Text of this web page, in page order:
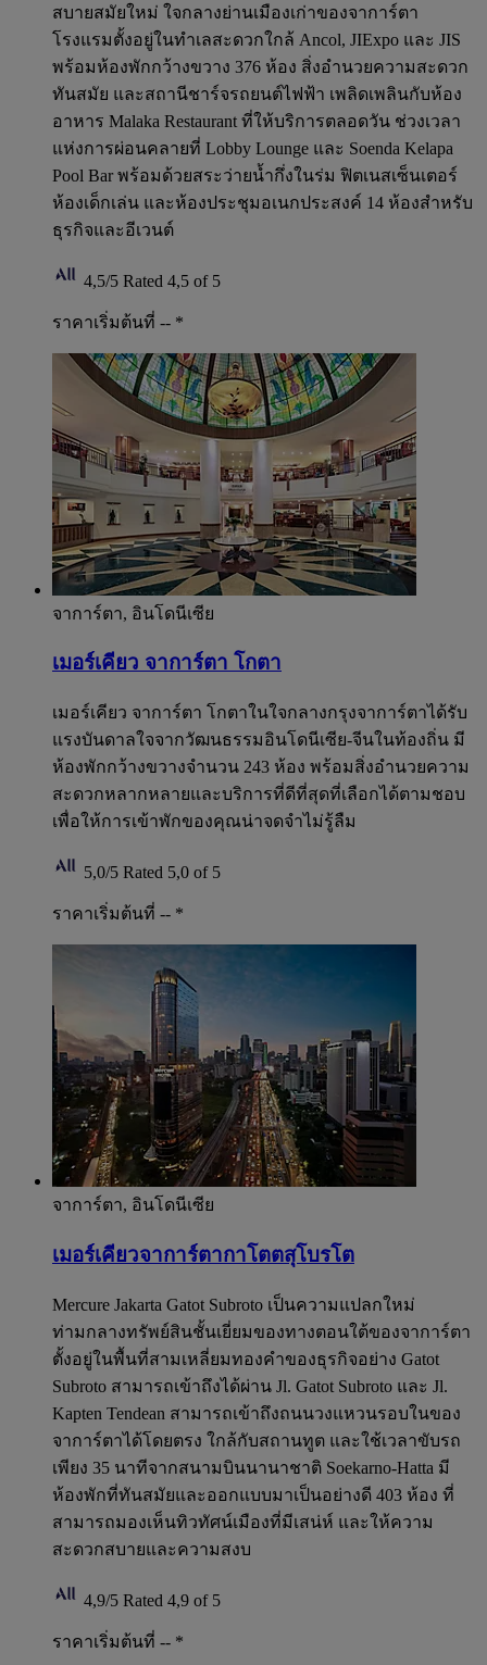
สบายสมัยใหม่ ใจกลางย่านเมืองเก่าของจาการ์ตา
โรงแรมตั้งอยู่ในทำเลสะดวกใกล้ Ancol, JIExpo และ JIS
พร้อมห้องพักกว้างขวาง 376 ห้อง สิ่งอำนวยความสะดวก
ทันสมัย และสถานีชาร์จรถยนต์ไฟฟ้า เพลิดเพลินกับห้อง
อาหาร Malaka Restaurant ที่ให้บริการตลอดวัน ช่วงเวลา
แห่งการผ่อนคลายที่ Lobby Lounge และ Soenda Kelapa
Pool Bar พร้อมด้วยสระว่ายน้ำกึ่งในร่ม ฟิตเนสเซ็นเตอร์
ห้องเด็กเล่น และห้องประชุมอเนกประสงค์ 14 ห้องสำหรับ
ธุรกิจและอีเวนต์
4,5/5 Rated 4,5 of 5
ราคาเริ่มต้นที่ -- *
จาการ์ตา, อินโดนีเซีย
เมอร์เคียว จาการ์ตา โกตา
เมอร์เคียว จาการ์ตา โกตาในใจกลางกรุงจาการ์ตาได้รับ
แรงบันดาลใจจากวัฒนธรรมอินโดนีเซีย-จีนในท้องถิ่น มี
ห้องพักกว้างขวางจำนวน 243 ห้อง พร้อมสิ่งอำนวยความ
สะดวกหลากหลายและบริการที่ดีที่สุดที่เลือกได้ตามชอบ
เพื่อให้การเข้าพักของคุณน่าจดจำไม่รู้ลืม
5,0/5 Rated 5,0 of 5
ราคาเริ่มต้นที่ -- *
จาการ์ตา, อินโดนีเซีย
เมอร์เคียวจาการ์ตากาโตตสุโบรโต
Mercure Jakarta Gatot Subroto เป็นความแปลกใหม่
ท่ามกลางทรัพย์สินชั้นเยี่ยมของทางตอนใต้ของจาการ์ตา
ตั้งอยู่ในพื้นที่สามเหลี่ยมทองคำของธุรกิจอย่าง Gatot
Subroto สามารถเข้าถึงได้ผ่าน Jl. Gatot Subroto และ Jl.
Kapten Tendean สามารถเข้าถึงถนนวงแหวนรอบในของ
จาการ์ตาได้โดยตรง ใกล้กับสถานทูต และใช้เวลาขับรถ
เพียง 35 นาทีจากสนามบินนานาชาติ Soekarno-Hatta มี
ห้องพักที่ทันสมัยและออกแบบมาเป็นอย่างดี 403 ห้อง ที่
สามารถมองเห็นทิวทัศน์เมืองที่มีเสน่ห์ และให้ความ
สะดวกสบายและความสงบ
4,9/5 Rated 4,9 of 5
ราคาเริ่มต้นที่ -- *